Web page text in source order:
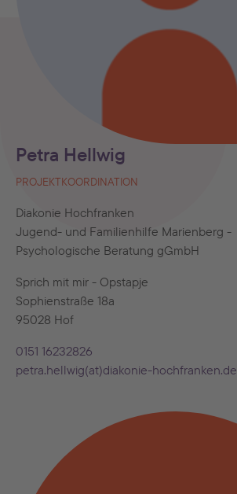
Petra Hellwig
PROJEKTKOORDINATION
Diakonie Hochfranken
Jugend- und Familienhilfe Marienberg -
Psychologische Beratung gGmbH
Sprich mit mir - Opstapje
Sophienstraße 18a
95028 Hof
0151 16232826
petra.hellwig(at)diakonie-hochfranken.de